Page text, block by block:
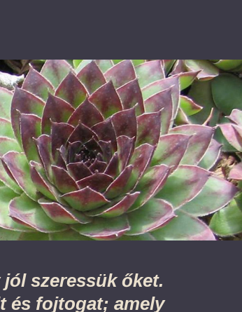
szeressük őket.
és fojtogat; amely